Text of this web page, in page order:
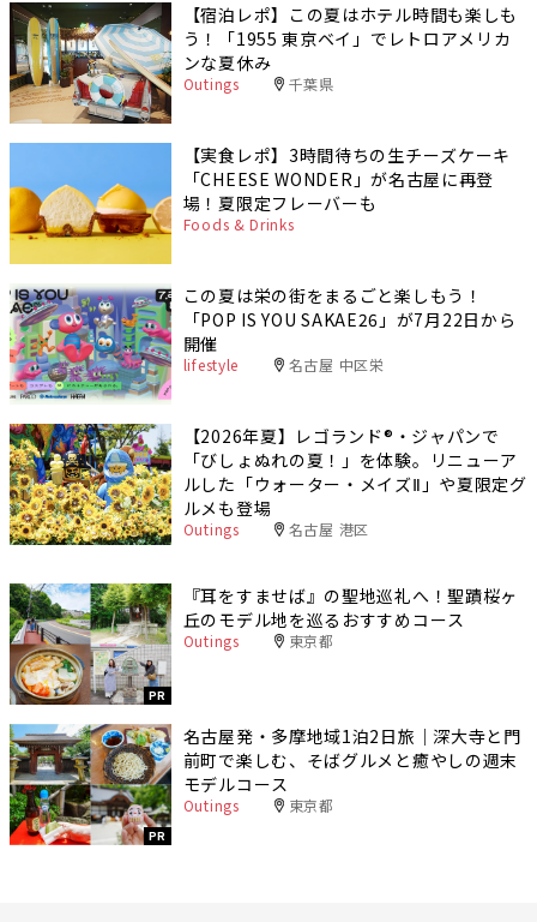
【宿泊レポ】この夏はホテル時間も楽しも
う！「1955 東京ベイ」でレトロアメリカ
ンな夏休み
Outings 千葉県
【実食レポ】3時間待ちの生チーズケーキ
「CHEESE WONDER」が名古屋に再登
場！夏限定フレーバーも
Foods & Drinks
この夏は栄の街をまるごと楽しもう！
「POP IS YOU SAKAE26」が7月22日から
開催
lifestyle 名古屋 中区栄
【2026年夏】レゴランド®・ジャパンで
「びしょぬれの夏！」を体験。リニューア
ルした「ウォーター・メイズⅡ」や夏限定グ
ルメも登場
Outings 名古屋 港区
PR
『耳をすませば』の聖地巡礼へ！聖蹟桜ヶ
丘のモデル地を巡るおすすめコース
Outings 東京都
PR
名古屋発・多摩地域1泊2日旅｜深大寺と門
前町で楽しむ、そばグルメと癒やしの週末
モデルコース
Outings 東京都